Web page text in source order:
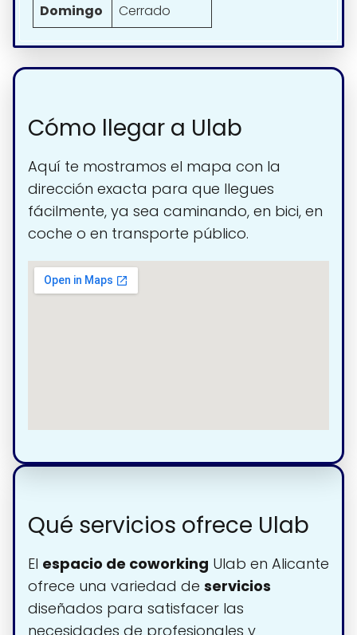
Domingo
Cerrado
Cómo llegar a Ulab
Aquí te mostramos el mapa con la
dirección exacta para que llegues
fácilmente, ya sea caminando, en bici, en
coche o en transporte público.
Qué servicios ofrece Ulab
El espacio de coworking Ulab en Alicante
ofrece una variedad de servicios
diseñados para satisfacer las
necesidades de profesionales y